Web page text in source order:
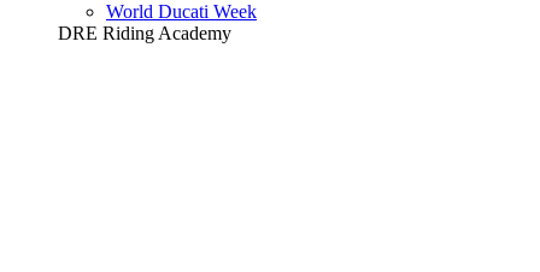
World Ducati Week
DRE Riding Academy